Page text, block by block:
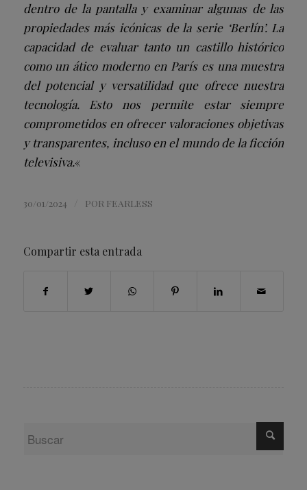
dentro de la pantalla y examinar algunas de las
propiedades más icónicas de la serie ‘Berlín’. La
capacidad de evaluar tanto un castillo histórico
como un ático moderno en París es una muestra
del potencial y versatilidad que ofrece nuestra
tecnología. Esto nos permite estar siempre
comprometidos en ofrecer valoraciones objetivas
y transparentes, incluso en el mundo de la ficción
televisiva.«
30/01/2024 POR FEARLESS
Compartir esta entrada